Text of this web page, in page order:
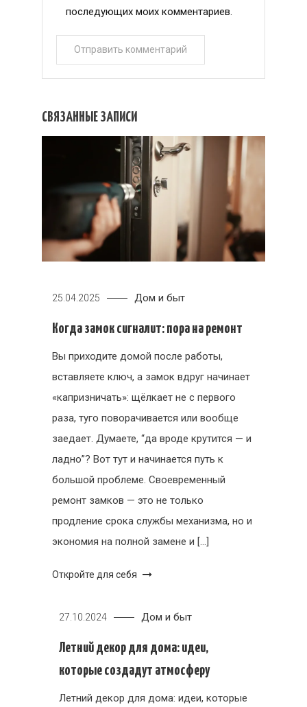
последующих моих комментариев.
СВЯЗАННЫЕ ЗАПИСИ
25.04.2025 Дом и быт
Когда замок сигналит: пора на ремонт
Вы приходите домой после работы,
вставляете ключ, а замок вдруг начинает
«капризничать»: щёлкает не с первого
раза, туго поворачивается или вообще
заедает. Думаете, “да вроде крутится — и
ладно”? Вот тут и начинается путь к
большой проблеме. Своевременный
ремонт замков — это не только
продление срока службы механизма, но и
экономия на полной замене и […]
Откройте для себя
27.10.2024 Дом и быт
Летний декор для дома: идеи,
которые создадут атмосферу
Летний декор для дома: идеи, которые